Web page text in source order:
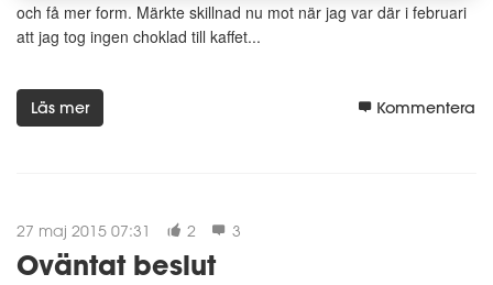
och få mer form. Märkte skillnad nu mot när jag var där i februari
att jag tog ingen choklad till kaffet...
Läs mer Kommentera
27 maj 2015 07:31 2 3
Oväntat beslut